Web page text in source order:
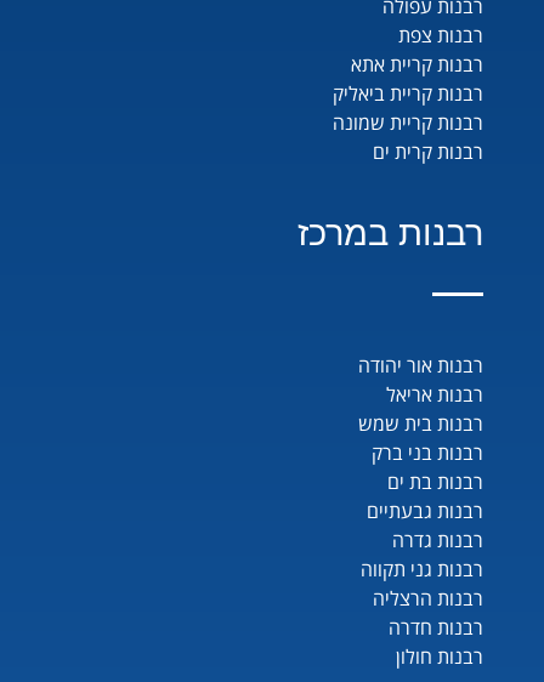
רבנות עפולה
רבנות צפת
רבנות קריית אתא
רבנות קריית ביאליק
רבנות קריית שמונה
רבנות קרית ים
רבנות במרכז
רבנות אור יהודה
רבנות אריאל
רבנות בית שמש
רבנות בני ברק
רבנות בת ים
רבנות גבעתיים
רבנות גדרה
רבנות גני תקווה
רבנות הרצליה
רבנות חדרה
רבנות חולון